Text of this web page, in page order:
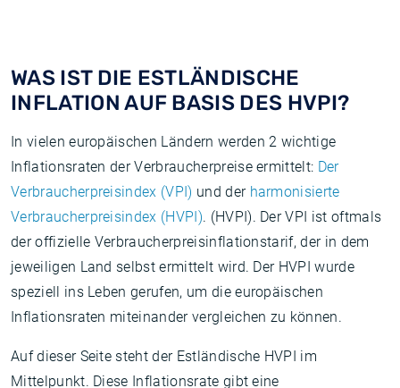
WAS IST DIE ESTLÄNDISCHE
INFLATION AUF BASIS DES HVPI?
In vielen europäischen Ländern werden 2 wichtige
Inflationsraten der Verbraucherpreise ermittelt: Der
Verbraucherpreisindex (VPI) und der harmonisierte
Verbraucherpreisindex (HVPI). (HVPI). Der VPI ist oftmals
der offizielle Verbraucherpreisinflationstarif, der in dem
jeweiligen Land selbst ermittelt wird. Der HVPI wurde
speziell ins Leben gerufen, um die europäischen
Inflationsraten miteinander vergleichen zu können.
Auf dieser Seite steht der Estländische HVPI im
Mittelpunkt. Diese Inflationsrate gibt eine